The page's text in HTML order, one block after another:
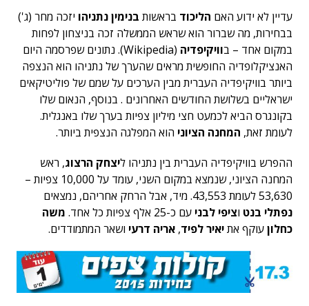
עדיין לא ידוע האם הליכוד בראשות בנימין נתניהו יזכה מחר (ג')
בבחירות, מה שברור הוא שראש הממשלה זכה בניצחון לפחות
במקום אחד – בוויקיפדיה
(Wikipedia). נתונים שפרסמה היום
האנציקלופדיה החופשית מראים שהערך של נתניהו הוא הנצפה
ביותר בוויקיפדיה העברית מבין הערכים על שמם של פוליטיקאים
ישראליים בשלושת החודשים האחרונים . בנוסף, הנאום שלו
בקונגרס הביא לכמעט חצי מיליון צפיות בערך שלו באנגלית.
לעומת זאת, המחנה הציוני הוא המפלגה הנצפית ביותר.
ההפרש בוויקיפדיה העברית בין נתניהו ליצחק הרצוג, ראש
המחנה הציוני, שנמצא במקום השני, עומד על 10,000 צפיות –
53,630 לעומת 43,553. מיד, אבל הרחק אחריהם, נמצאים
נפתלי בנט וציפי לבני עם כ-25 אלף צפיות כל אחד.
משה
כחלוןעוקף אתיאיר לפיד, אריה דרעי ושאר המתמודדים.